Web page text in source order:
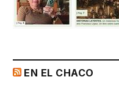
EN EL CHACO